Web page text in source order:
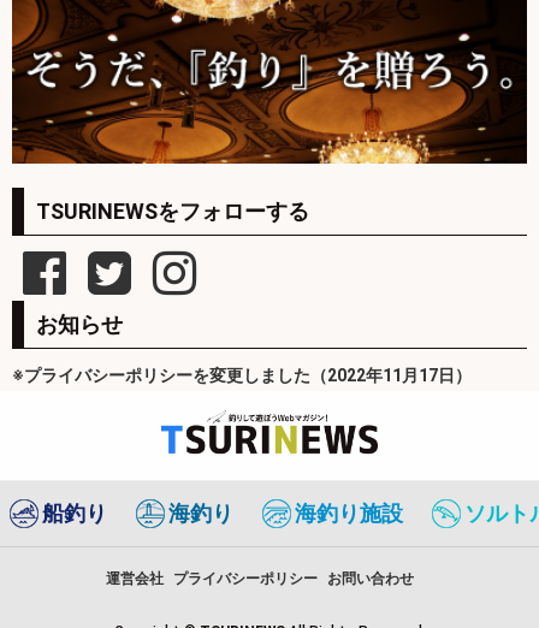
TSURINEWSをフォローする
お知らせ
※プライバシーポリシーを変更しました（2022年11月17日）
船釣り 海釣り 海釣り施設 ソルト
運営会社 プライバシーポリシー お問い合わせ